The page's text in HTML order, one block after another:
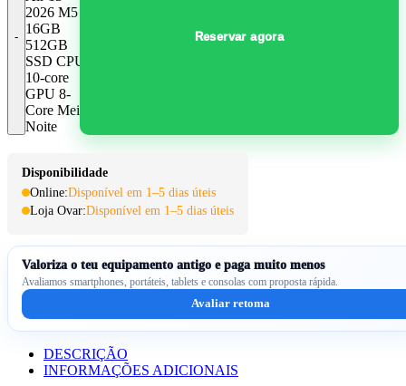
2026 M5
16GB
512GB
SSD CPU
10-core
GPU 8-
Core Meia
Noite
Reservar agora
Disponibilidade
Online:Disponível em 1–5 dias úteis
Loja Ovar:Disponível em 1–5 dias úteis
Valoriza o teu equipamento antigo e paga muito menos
Avaliamos smartphones, portáteis, tablets e consolas com proposta rápida.
Avaliar retoma
DESCRIÇÃO
INFORMAÇÕES ADICIONAIS